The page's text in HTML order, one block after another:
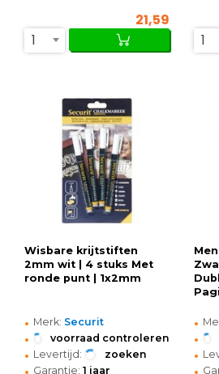
21,59
1
1
Wisbare krijtstiften
2mm wit | 4 stuks Met
ronde punt | 1x2mm
• Merk: Securit
• voorraad controleren
• Levertijd: zoeken
Garantie: 1 jaar
•
•
•